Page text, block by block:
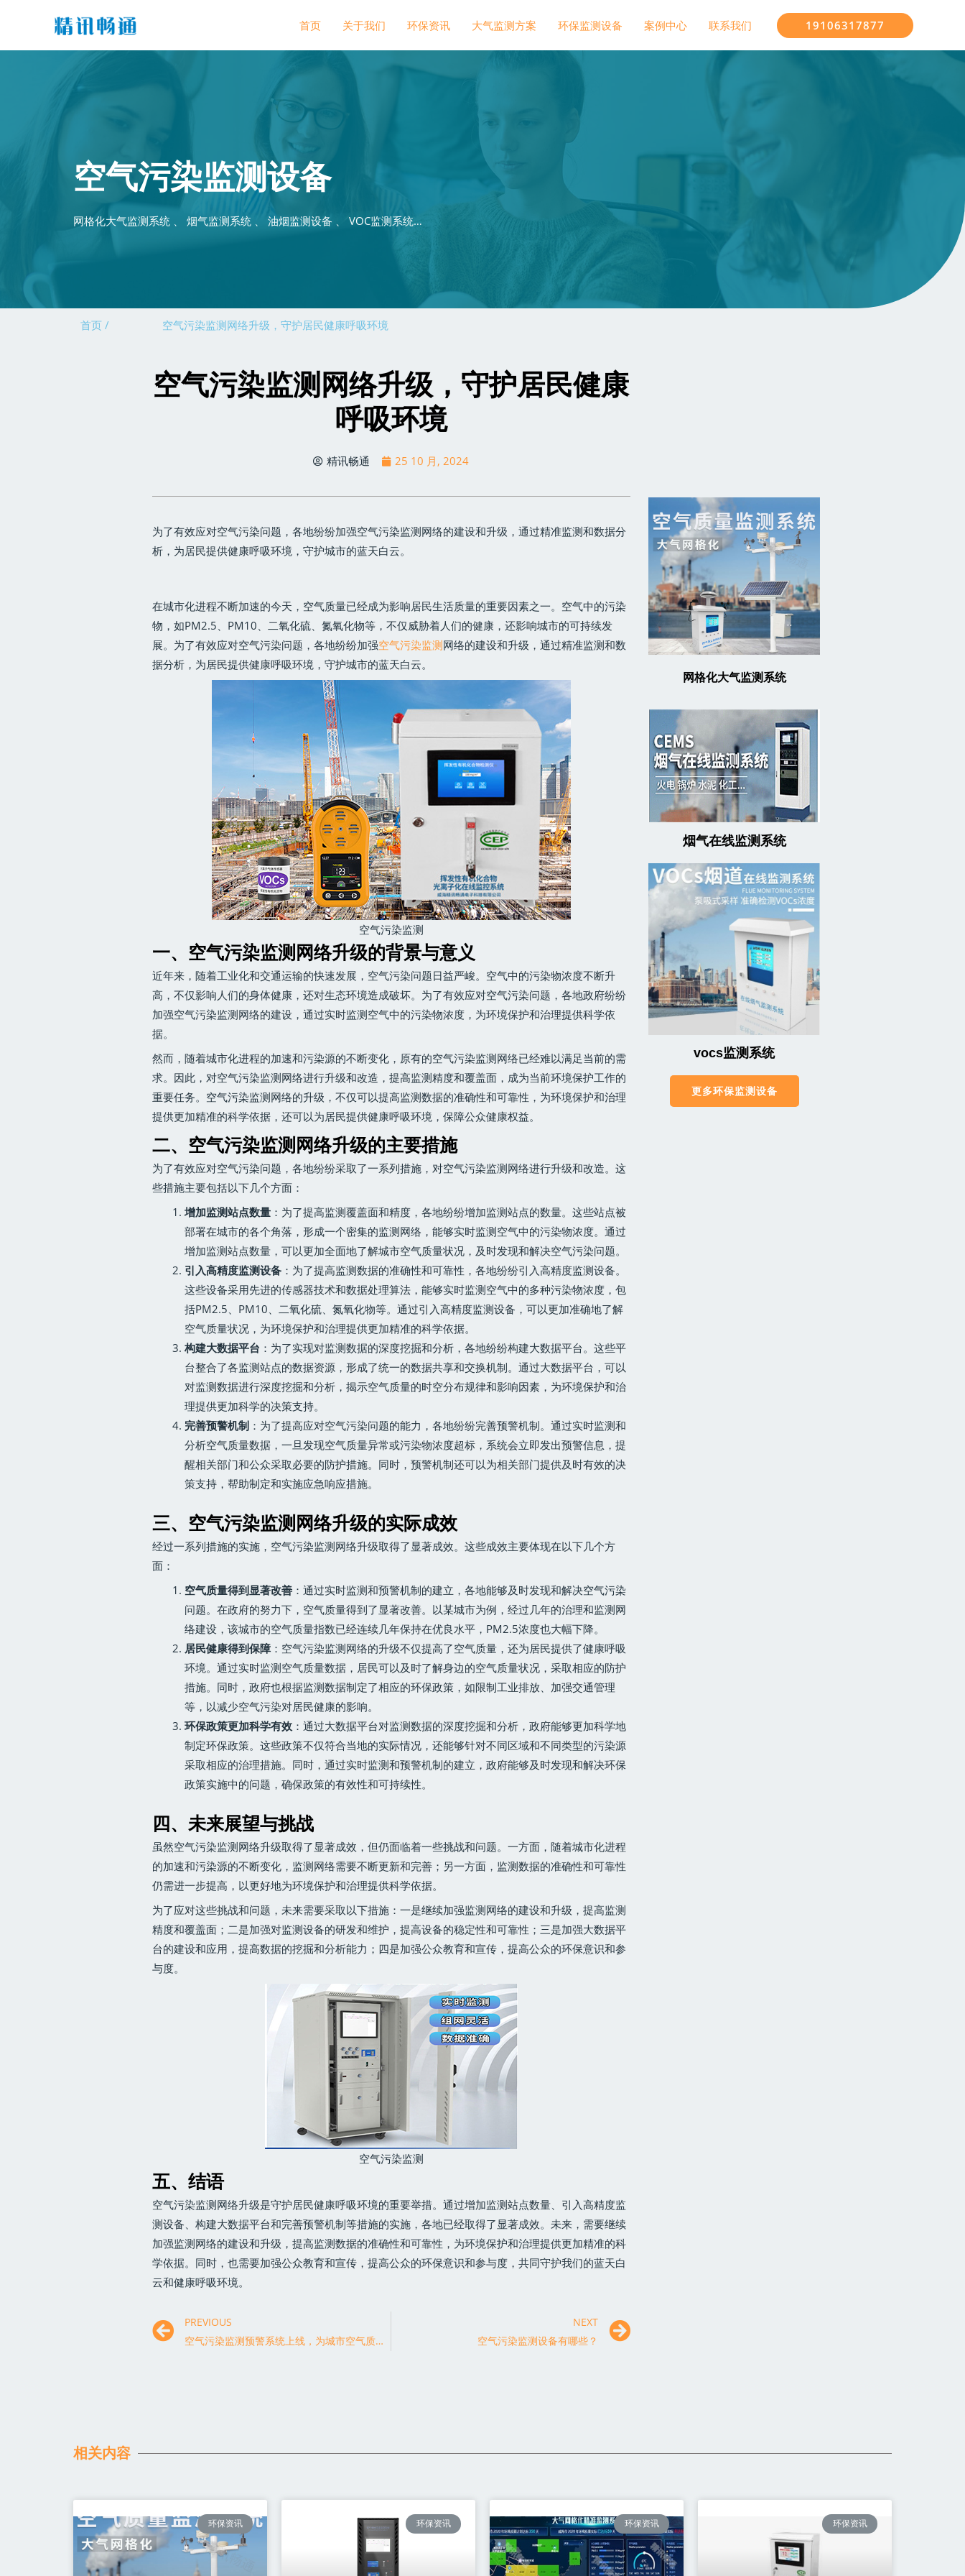
首页 关于我们 环保资讯 大气监测方案 环保监测设备 案例中心 联系我们 19106317877
空气污染监测设备
网格化大气监测系统 、 烟气监测系统 、 油烟监测设备 、 VOC监测系统…
首页 / 空气污染监测网络升级，守护居民健康呼吸环境
空气污染监测网络升级，守护居民健康
呼吸环境
精讯畅通 25 10 月, 2024
为了有效应对空气污染问题，各地纷纷加强空气污染监测网络的建设和升级，通过精准监测和数据分
析，为居民提供健康呼吸环境，守护城市的蓝天白云。
在城市化进程不断加速的今天，空气质量已经成为影响居民生活质量的重要因素之一。空气中的污染
物，如PM2.5、PM10、二氧化硫、氮氧化物等，不仅威胁着人们的健康，还影响城市的可持续发
展。为了有效应对空气污染问题，各地纷纷加强空气污染监测网络的建设和升级，通过精准监测和数
据分析，为居民提供健康呼吸环境，守护城市的蓝天白云。
空气污染监测
一、空气污染监测网络升级的背景与意义
近年来，随着工业化和交通运输的快速发展，空气污染问题日益严峻。空气中的污染物浓度不断升
高，不仅影响人们的身体健康，还对生态环境造成破坏。为了有效应对空气污染问题，各地政府纷纷
加强空气污染监测网络的建设，通过实时监测空气中的污染物浓度，为环境保护和治理提供科学依
据。
然而，随着城市化进程的加速和污染源的不断变化，原有的空气污染监测网络已经难以满足当前的需
求。因此，对空气污染监测网络进行升级和改造，提高监测精度和覆盖面，成为当前环境保护工作的
重要任务。空气污染监测网络的升级，不仅可以提高监测数据的准确性和可靠性，为环境保护和治理
提供更加精准的科学依据，还可以为居民提供健康呼吸环境，保障公众健康权益。
二、空气污染监测网络升级的主要措施
为了有效应对空气污染问题，各地纷纷采取了一系列措施，对空气污染监测网络进行升级和改造。这
些措施主要包括以下几个方面：
增加监测站点数量：为了提高监测覆盖面和精度，各地纷纷增加监测站点的数量。这些站点被
部署在城市的各个角落，形成一个密集的监测网络，能够实时监测空气中的污染物浓度。通过
增加监测站点数量，可以更加全面地了解城市空气质量状况，及时发现和解决空气污染问题。
引入高精度监测设备：为了提高监测数据的准确性和可靠性，各地纷纷引入高精度监测设备。
这些设备采用先进的传感器技术和数据处理算法，能够实时监测空气中的多种污染物浓度，包
括PM2.5、PM10、二氧化硫、氮氧化物等。通过引入高精度监测设备，可以更加准确地了解
空气质量状况，为环境保护和治理提供更加精准的科学依据。
构建大数据平台 ：为了实现对监测数据的深度挖掘和分析，各地纷纷构建大数据平台。这些平
台整合了各监测站点的数据资源，形成了统一的数据共享和交换机制。通过大数据平台，可以
对监测数据进行深度挖掘和分析，揭示空气质量的时空分布规律和影响因素，为环境保护和治
理提供更加科学的决策支持。
完善预警机制：为了提高应对空气污染问题的能力，各地纷纷完善预警机制。通过实时监测和
分析空气质量数据，一旦发现空气质量异常或污染物浓度超标，系统会立即发出预警信息，提
醒相关部门和公众采取必要的防护措施。同时，预警机制还可以为相关部门提供及时有效的决
策支持，帮助制定和实施应急响应措施。
三、空气污染监测网络升级的实际成效
经过一系列措施的实施，空气污染监测网络升级取得了显著成效。这些成效主要体现在以下几个方
面：
空气质量得到显著改善：通过实时监测和预警机制的建立，各地能够及时发现和解决空气污染
问题。在政府的努力下，空气质量得到了显著改善。以某城市为例，经过几年的治理和监测网
络建设，该城市的空气质量指数已经连续几年保持在优良水平，PM2.5浓度也大幅下降。
居民健康得到保障：空气污染监测网络的升级不仅提高了空气质量，还为居民提供了健康呼吸
环境。通过实时监测空气质量数据，居民可以及时了解身边的空气质量状况，采取相应的防护
措施。同时，政府也根据监测数据制定了相应的环保政策，如限制工业排放、加强交通管理
等，以减少空气污染对居民健康的影响。
环保政策更加科学有效：通过大数据平台对监测数据的深度挖掘和分析，政府能够更加科学地
制定环保政策。这些政策不仅符合当地的实际情况，还能够针对不同区域和不同类型的污染源
采取相应的治理措施。同时，通过实时监测和预警机制的建立，政府能够及时发现和解决环保
政策实施中的问题，确保政策的有效性和可持续性。
四、未来展望与挑战
虽然空气污染监测网络升级取得了显著成效，但仍面临着一些挑战和问题。一方面，随着城市化进程
的加速和污染源的不断变化，监测网络需要不断更新和完善；另一方面，监测数据的准确性和可靠性
仍需进一步提高，以更好地为环境保护和治理提供科学依据。
为了应对这些挑战和问题，未来需要采取以下措施：一是继续加强监测网络的建设和升级，提高监测
精度和覆盖面；二是加强对监测设备的研发和维护，提高设备的稳定性和可靠性；三是加强大数据平
台的建设和应用，提高数据的挖掘和分析能力；四是加强公众教育和宣传，提高公众的环保意识和参
与度。
空气污染监测
五、结语
空气污染监测网络升级是守护居民健康呼吸环境的重要举措。通过增加监测站点数量、引入高精度监
测设备、构建大数据平台和完善预警机制等措施的实施，各地已经取得了显著成效。未来，需要继续
加强监测网络的建设和升级，提高监测数据的准确性和可靠性，为环境保护和治理提供更加精准的科
学依据。同时，也需要加强公众教育和宣传，提高公众的环保意识和参与度，共同守护我们的蓝天白
云和健康呼吸环境。
PREVIOUS
空气污染监测预警系统上线，为城市空气质量保驾护航
NEXT
空气污染监测设备有哪些？
网格化大气监测系统
烟气在线监测系统
vocs监测系统
更多环保监测设备
相关内容
环保资讯 环保资讯 环保资讯 环保资讯